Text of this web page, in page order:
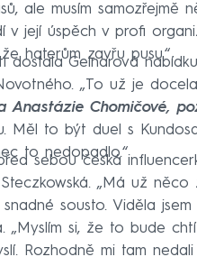
ale musím samozřejmě
v její úspěch v profi
haterům zavřu pusu.“
dostala Gelnarová
„To už je
Anastázie Chomičové,
Měl to být duel s
to nedopadlo.“
sebou česká
Steczkowská. „Má už
sousto. Viděla
„Myslím si, že to bude
Rozhodně mi tam